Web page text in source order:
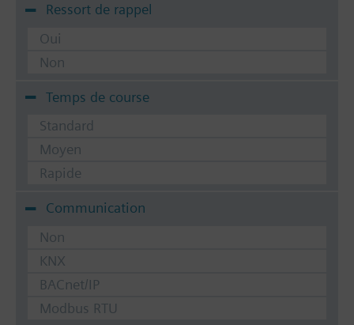
Ressort de rappel
Oui
Non
Temps de course
Standard
Moyen
Rapide
Communication
Non
KNX
BACnet/IP
Modbus RTU